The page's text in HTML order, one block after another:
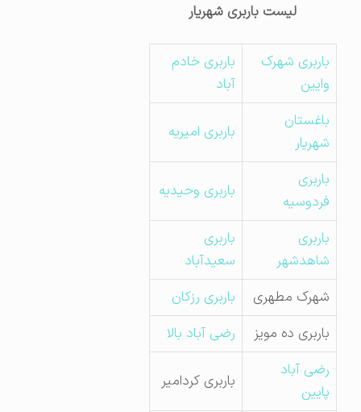
لیست باربری شهریار
باربری شهرک
وایین
باربری خادم
باغستان
شهریار
باربری امیریه
باربری
فردوسیه
باربری وحیدیه
باربری
شاهدشهر
باربری
سعیدآباد
شهرک مطهری
باربری رزکان
باربری ده مویز
رضی آباد بالا
رضی آباد
پایین
باربری کردامیر